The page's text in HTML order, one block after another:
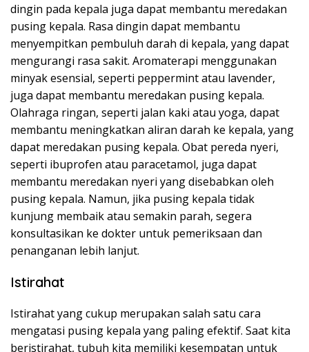
dingin pada kepala juga dapat membantu meredakan
pusing kepala. Rasa dingin dapat membantu
menyempitkan pembuluh darah di kepala, yang dapat
mengurangi rasa sakit. Aromaterapi menggunakan
minyak esensial, seperti peppermint atau lavender,
juga dapat membantu meredakan pusing kepala.
Olahraga ringan, seperti jalan kaki atau yoga, dapat
membantu meningkatkan aliran darah ke kepala, yang
dapat meredakan pusing kepala. Obat pereda nyeri,
seperti ibuprofen atau paracetamol, juga dapat
membantu meredakan nyeri yang disebabkan oleh
pusing kepala. Namun, jika pusing kepala tidak
kunjung membaik atau semakin parah, segera
konsultasikan ke dokter untuk pemeriksaan dan
penanganan lebih lanjut.
Istirahat
Istirahat yang cukup merupakan salah satu cara
mengatasi pusing kepala yang paling efektif. Saat kita
beristirahat, tubuh kita memiliki kesempatan untuk